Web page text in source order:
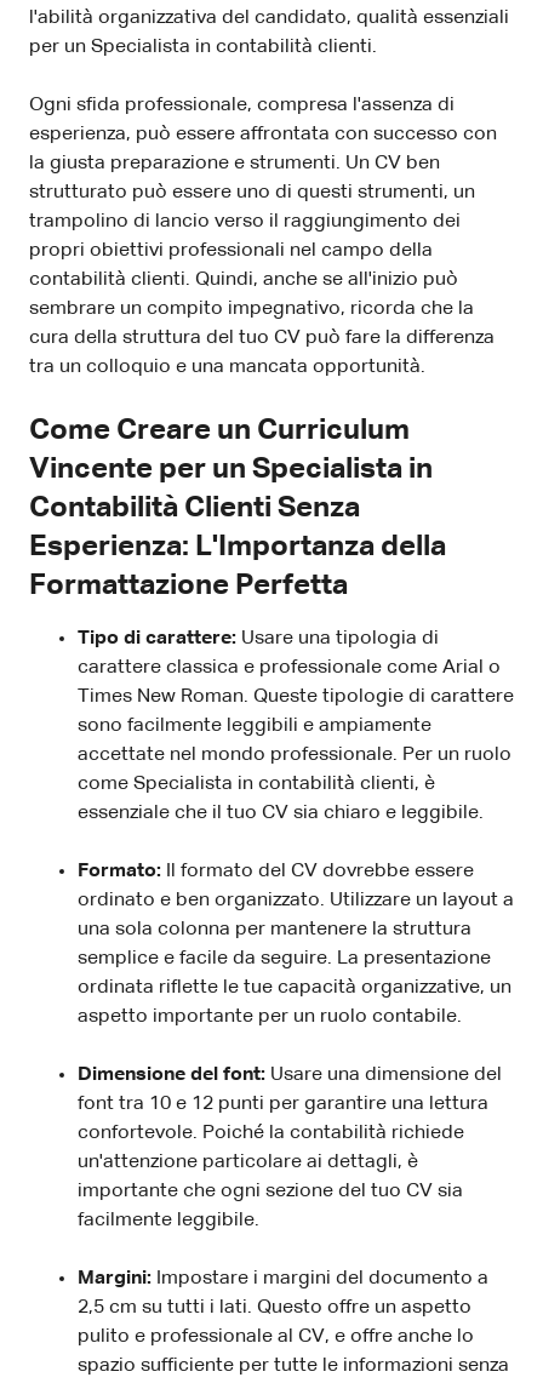
l'abilità organizzativa del candidato, qualità essenziali
per un Specialista in contabilità clienti.
Ogni sfida professionale, compresa l'assenza di
esperienza, può essere affrontata con successo con
la giusta preparazione e strumenti. Un CV ben
strutturato può essere uno di questi strumenti, un
trampolino di lancio verso il raggiungimento dei
propri obiettivi professionali nel campo della
contabilità clienti. Quindi, anche se all'inizio può
sembrare un compito impegnativo, ricorda che la
cura della struttura del tuo CV può fare la differenza
tra un colloquio e una mancata opportunità.
Come Creare un Curriculum
Vincente per un Specialista in
Contabilità Clienti Senza
Esperienza: L'Importanza della
Formattazione Perfetta
Tipo di carattere: Usare una tipologia di
carattere classica e professionale come Arial o
Times New Roman. Queste tipologie di carattere
sono facilmente leggibili e ampiamente
accettate nel mondo professionale. Per un ruolo
come Specialista in contabilità clienti, è
essenziale che il tuo CV sia chiaro e leggibile.
Formato: Il formato del CV dovrebbe essere
ordinato e ben organizzato. Utilizzare un layout a
una sola colonna per mantenere la struttura
semplice e facile da seguire. La presentazione
ordinata riflette le tue capacità organizzative, un
aspetto importante per un ruolo contabile.
Dimensione del font: Usare una dimensione del
font tra 10 e 12 punti per garantire una lettura
confortevole. Poiché la contabilità richiede
un'attenzione particolare ai dettagli, è
importante che ogni sezione del tuo CV sia
facilmente leggibile.
Margini: Impostare i margini del documento a
2,5 cm su tutti i lati. Questo offre un aspetto
pulito e professionale al CV, e offre anche lo
spazio sufficiente per tutte le informazioni senza